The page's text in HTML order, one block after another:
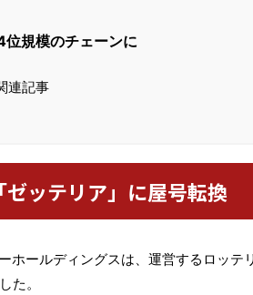
位規模のチェーンに
連記事
ゼッテリア」に屋号転換
ホールディングスは、運営するロッテ
た。